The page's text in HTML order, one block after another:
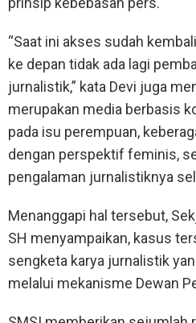
“Saat ini akses sudah
ke depan tidak ada lagi
jurnalistik,” kata Devi juga
merupakan media berbasis
pada isu perempuan,
dengan perspektif feminis,
pengalaman jurnalistiknya
Menanggapi hal tersebut,
SH menyampaikan, kasus
sengketa karya jurnalistik
melalui mekanisme Dewan